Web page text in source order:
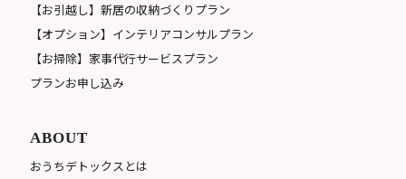
【お引越し】新居の収納づくりプラン
【オプション】インテリアコンサルプラン
【お掃除】家事代行サービスプラン
プランお申し込み
ABOUT
おうちデトックスとは